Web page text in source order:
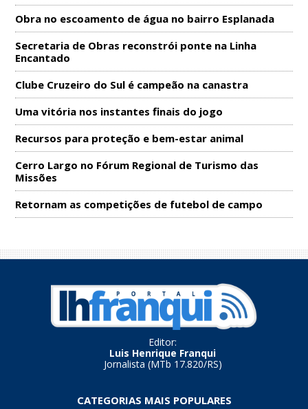
Obra no escoamento de água no bairro Esplanada
Secretaria de Obras reconstrói ponte na Linha
Encantado
Clube Cruzeiro do Sul é campeão na canastra
Uma vitória nos instantes finais do jogo
Recursos para proteção e bem-estar animal
Cerro Largo no Fórum Regional de Turismo das
Missões
Retornam as competições de futebol de campo
Editor:
Luis Henrique Franqui
Jornalista (MTb 17.820/RS)
CATEGORIAS MAIS POPULARES